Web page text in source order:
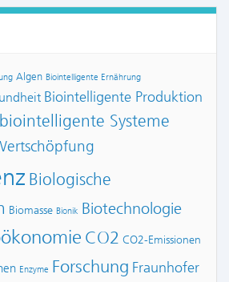
Algen Biointelligente Ernährung
Biointelligente Produktion
biointelligente Systeme
Biologische
Biomasse Bionik Biotechnologie
CO2 CO2-Emissionen
Enzyme Forschung Fraunhofer